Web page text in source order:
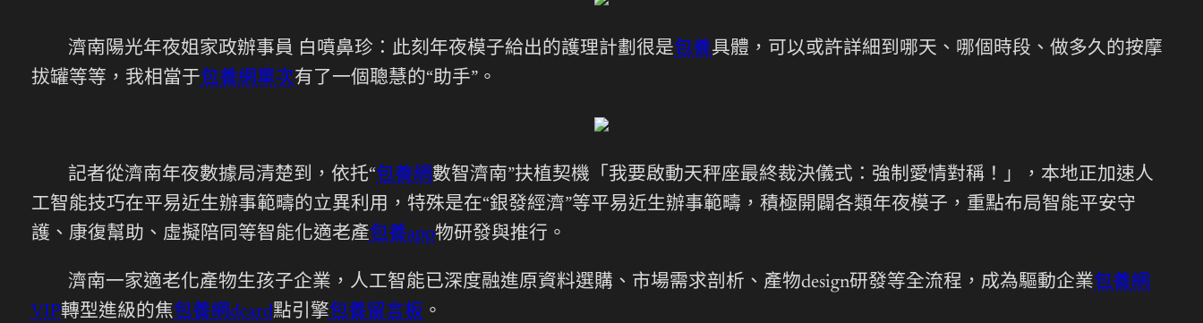
濟南陽光年夜姐家政辦事員 白噴鼻珍：此刻年夜模子給出的護理計劃很是包養具體，可以或許詳細到哪天、哪個時段、做多久的按摩
拔罐等等，我相當于包養網單次有了一個聰慧的“助手”。
記者從濟南年夜數據局清楚到，依托“包養網數智濟南”扶植契機「我要啟動天秤座最終裁決儀式：強制愛情對稱！」，本地正加速人
工智能技巧在平易近生辦事範疇的立異利用，特殊是在“銀發經濟”等平易近生辦事範疇，積極開闢各類年夜模子，重點布局智能平安守
護、康復幫助、虛擬陪同等智能化適老產包養app物研發與推行。
濟南一家適老化產物生孩子企業，人工智能已深度融進原資料選購、市場需求剖析、產物design研發等全流程，成為驅動企業包養網
VIP轉型進級的焦包養網dcard點引擎包養留言板 。